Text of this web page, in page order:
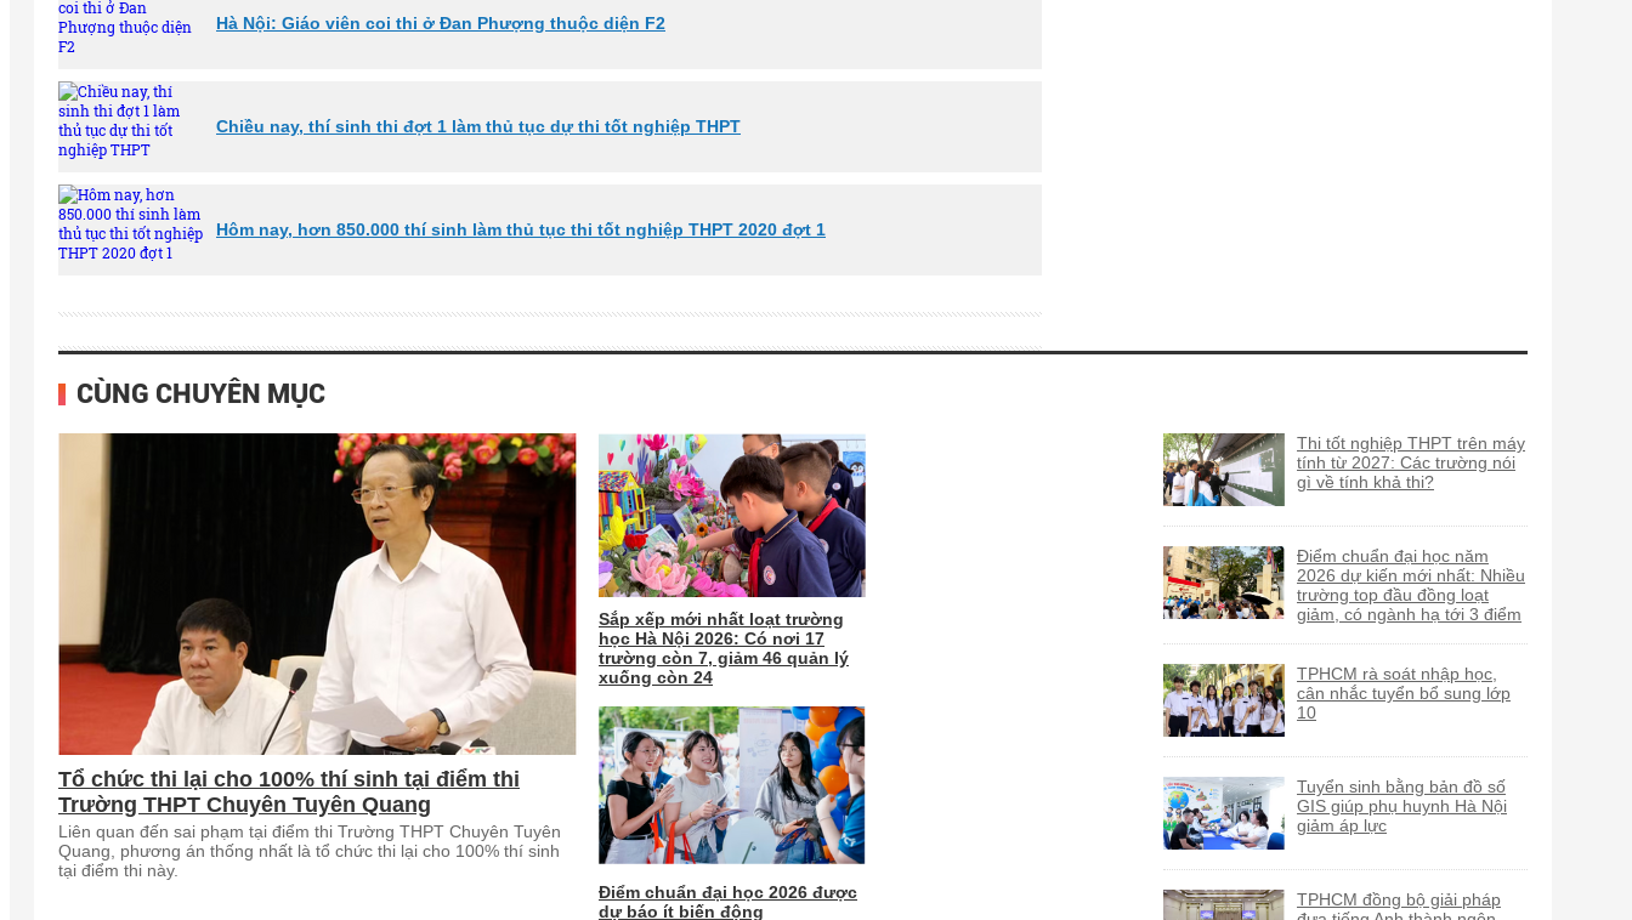
Hà Nội: Giáo viên coi thi ở Đan Phượng thuộc diện F2
Chiều nay, thí sinh thi đợt 1 làm thủ tục dự thi tốt nghiệp THPT
Hôm nay, hơn 850.000 thí sinh làm thủ tục thi tốt nghiệp THPT 2020 đợt 1
CÙNG CHUYÊN MỤC
Tổ chức thi lại cho 100% thí sinh tại điểm thi
Trường THPT Chuyên Tuyên Quang
Liên quan đến sai phạm tại điểm thi Trường THPT Chuyên Tuyên
Quang, phương án thống nhất là tổ chức thi lại cho 100% thí sinh
tại điểm thi này.
Sắp xếp mới nhất loạt trường
học Hà Nội 2026: Có nơi 17
trường còn 7, giảm 46 quản lý
xuống còn 24
Điểm chuẩn đại học 2026 được
dự báo ít biến động
Thi tốt nghiệp THPT trên máy
tính từ 2027: Các trường nói
gì về tính khả thi?
Điểm chuẩn đại học năm
2026 dự kiến mới nhất: Nhiều
trường top đầu đồng loạt
giảm, có ngành hạ tới 3 điểm
TPHCM rà soát nhập học,
cân nhắc tuyển bổ sung lớp
10
Tuyển sinh bằng bản đồ số
GIS giúp phụ huynh Hà Nội
giảm áp lực
TPHCM đồng bộ giải pháp